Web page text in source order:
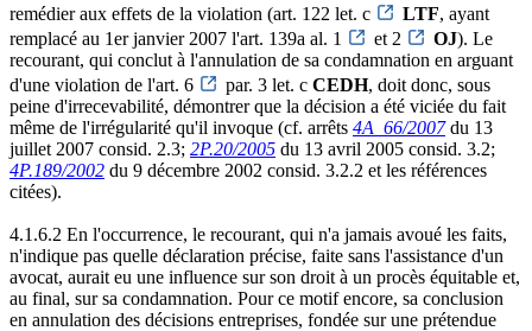
remédier aux effets de la violation (art. 122 let. c
LTF, ayant
remplacé au 1er janvier 2007 l'art. 139a al. 1
et 2 OJ). Le
recourant, qui conclut à l'annulation de sa condamnation en arguant
d'une violation de l'art. 6
par. 3 let. c CEDH, doit donc, sous
peine d'irrecevabilité, démontrer que la décision a été viciée du fait
même de l'irrégularité qu'il invoque (cf. arrêts 4A_66/2007du 13
juillet 2007 consid. 2.3; 2P.20/2005 du 13 avril 2005 consid. 3.2;
4P.189/2002 du 9 décembre 2002 consid. 3.2.2 et les références
citées).
4.1.6.2 En l'occurrence, le recourant, qui n'a jamais avoué les faits,
n'indique pas quelle déclaration précise, faite sans l'assistance d'un
avocat, aurait eu une influence sur son droit à un procès équitable et,
au final, sur sa condamnation. Pour ce motif encore, sa conclusion
en annulation des décisions entreprises, fondée sur une prétendue